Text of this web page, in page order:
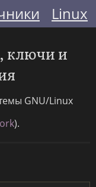
Linux
ключи и
GNU/Linux
).